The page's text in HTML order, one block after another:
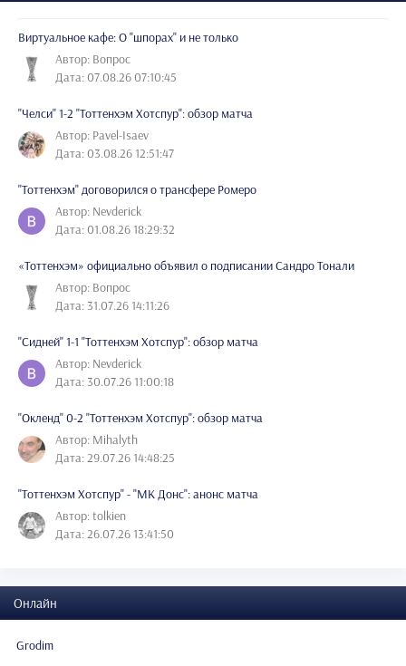
Виртуальное кафе: О "шпорах" и не только
Автор: Вопрос
Дата: 07.08.26 07:10:45
"Челси" 1-2 "Тоттенхэм Хотспур": обзор матча
Автор: Pavel-Isaev
Дата: 03.08.26 12:51:47
"Тоттенхэм" договорился о трансфере Ромеро
Автор: Nevderick
Дата: 01.08.26 18:29:32
«Тоттенхэм» официально объявил о подписании Сандро Тонали
Автор: Вопрос
Дата: 31.07.26 14:11:26
"Сидней" 1-1 "Тоттенхэм Хотспур": обзор матча
Автор: Nevderick
Дата: 30.07.26 11:00:18
"Окленд" 0-2 "Тоттенхэм Хотспур": обзор матча
Автор: Mihalyth
Дата: 29.07.26 14:48:25
"Тоттенхэм Хотспур" - "МК Донс": анонс матча
Автор: tolkien
Дата: 26.07.26 13:41:50
Онлайн
Grodim